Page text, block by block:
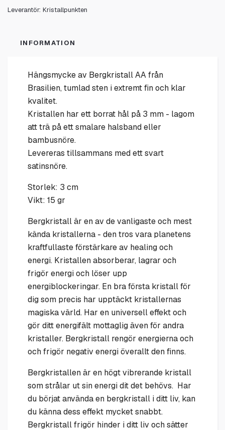
Leverantör: Kristallpunkten
INFORMATION
Hängsmycke av Bergkristall AA från
Brasilien, tumlad sten i extremt fin och klar
kvalitet.
Kristallen har ett borrat hål på 3 mm - lagom
att trä på ett smalare halsband eller
bambusnöre.
Levereras tillsammans med ett svart
satinsnöre.
Storlek: 3 cm
Vikt: 15 gr
Bergkristall är en av de vanligaste och mest
kända kristallerna - den tros vara planetens
kraftfullaste förstärkare av healing och
energi. Kristallen absorberar, lagrar och
frigör energi och löser upp
energiblockeringar. En bra första kristall för
dig som precis har upptäckt kristallernas
magiska värld. Har en universell effekt och
gör ditt energifält mottaglig även för andra
kristaller. Bergkristall rengör energierna och
och frigör negativ energi överallt den finns.
Bergkristallen är en högt vibrerande kristall
som strålar ut sin energi dit det behövs. Har
du börjat använda en bergkristall i ditt liv, kan
du känna dess effekt mycket snabbt.
Bergkristall frigör hinder i ditt liv och sätter